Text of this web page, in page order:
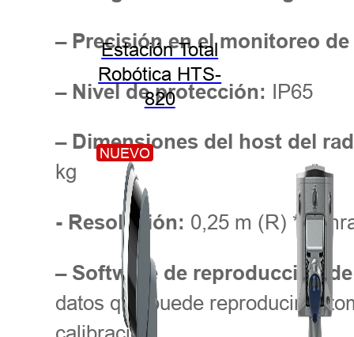
Estación Total
Robótica HTS-
820
NUEVO
– Precisión en el monitoreo
– Nivel de protección: IP65
– Dimensiones del host del
kg
- Resolución: 0,25 m (R) * 5
– Software de reproducción
datos que puede reproducir